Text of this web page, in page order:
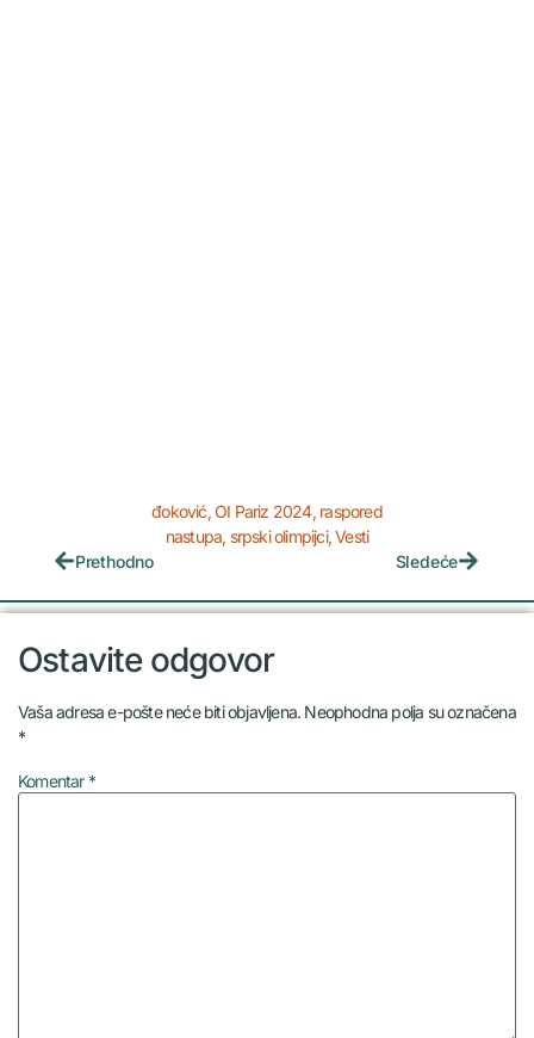
đoković,OI Pariz 2024, raspored
nastupa, srpski olimpijci,Vesti
Prethodno
Sledeće
Ostavite odgovor
Vaša adresa e-pošte neće biti objavljena. Neophodna polja su označena
*
Komentar *